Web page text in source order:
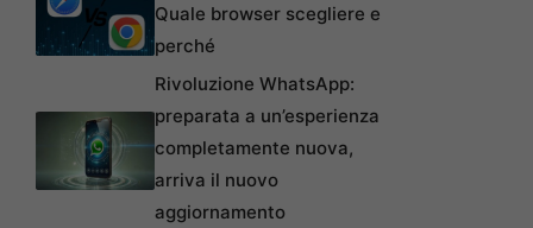
Quale browser scegliere e
perché
Rivoluzione WhatsApp:
preparata a un’esperienza
completamente nuova,
arriva il nuovo
aggiornamento